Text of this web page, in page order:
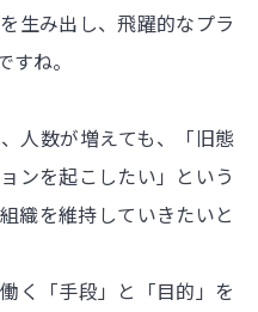
生み出し、飛躍的なプラ
ね。
人数が増えても、「旧態
ンを起こしたい」という
織を維持していきたいと
く「手段」と「目的」を